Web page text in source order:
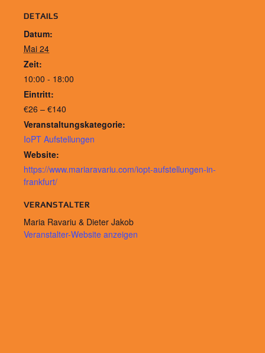
DETAILS
Datum:
Mai 24
Zeit:
10:00 - 18:00
Eintritt:
€26 – €140
Veranstaltungskategorie:
IoPT Aufstellungen
Website:
https://www.mariaravariu.com/iopt-aufstellungen-in-
frankfurt/
VERANSTALTER
Maria Ravariu & Dieter Jakob
Veranstalter-Website anzeigen